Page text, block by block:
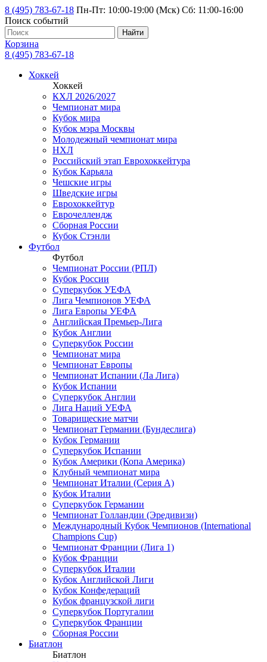
8 (495) 783-67-18 Пн-Пт: 10:00-19:00 (Мск) Сб: 11:00-16:00
Поиск событий
Найти
Корзина
8 (495) 783-67-18
Хоккей
Хоккей
КХЛ 2026/2027
Чемпионат мира
Кубок мира
Кубок мэра Москвы
Молодежный чемпионат мира
НХЛ
Российский этап Еврохоккейтура
Кубок Карьяла
Чешские игры
Шведские игры
Еврохоккейтур
Еврочеллендж
Сборная России
Кубок Стэнли
Футбол
Футбол
Чемпионат России (РПЛ)
Кубок России
Суперкубок УЕФА
Лига Чемпионов УЕФА
Лига Европы УЕФА
Английская Премьер-Лига
Кубок Англии
Суперкубок России
Чемпионат мира
Чемпионат Европы
Чемпионат Испании (Ла Лига)
Кубок Испании
Суперкубок Англии
Лига Наций УЕФА
Товарищеские матчи
Чемпионат Германии (Бундеслига)
Кубок Германии
Суперкубок Испании
Кубок Америки (Копа Америка)
Клубный чемпионат мира
Чемпионат Италии (Серия А)
Кубок Италии
Суперкубок Германии
Чемпионат Голландии (Эредивизи)
Международный Кубок Чемпионов (International
Champions Cup)
Чемпионат Франции (Лига 1)
Кубок Франции
Суперкубок Италии
Кубок Английской Лиги
Кубок Конфедераций
Кубок французской лиги
Суперкубок Португалии
Суперкубок Франции
Сборная России
Биатлон
Биатлон